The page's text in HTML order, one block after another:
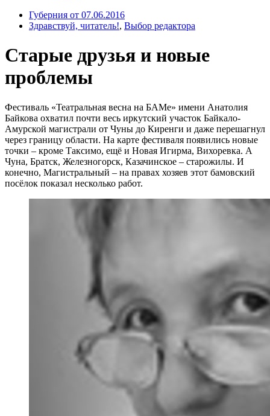
Губерния от 07.06.2016
Здравствуй, читатель!, Выбор редактора
Старые друзья и новые
проблемы
Фестиваль «Театральная весна на БАМе» имени Анатолия
Байкова охватил почти весь иркутский участок Байкало-
Амурской магистрали от Чуны до Киренги и даже перешагнул
через границу области. На карте фестиваля появились новые
точки – кроме Таксимо, ещё и Новая Игирма, Вихоревка. А
Чуна, Братск, Железногорск, Казачинское – старожилы. И
конечно, Магистральный – на правах хозяев этот бамовский
посёлок показал несколько работ.